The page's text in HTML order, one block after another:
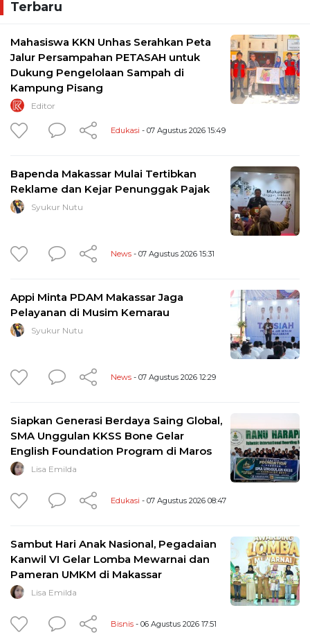
Terbaru
Mahasiswa KKN Unhas Serahkan Peta
Jalur Persampahan PETASAH untuk
Dukung Pengelolaan Sampah di
Kampung Pisang
Editor
Edukasi - 07 Agustus 2026 15:49
Bapenda Makassar Mulai Tertibkan
Reklame dan Kejar Penunggak Pajak
Syukur Nutu
News - 07 Agustus 2026 15:31
Appi Minta PDAM Makassar Jaga
Pelayanan di Musim Kemarau
Syukur Nutu
News - 07 Agustus 2026 12:29
Siapkan Generasi Berdaya Saing Global,
SMA Unggulan KKSS Bone Gelar
English Foundation Program di Maros
Lisa Emilda
Edukasi - 07 Agustus 2026 08:47
Sambut Hari Anak Nasional, Pegadaian
Kanwil VI Gelar Lomba Mewarnai dan
Pameran UMKM di Makassar
Lisa Emilda
Bisnis - 06 Agustus 2026 17:51